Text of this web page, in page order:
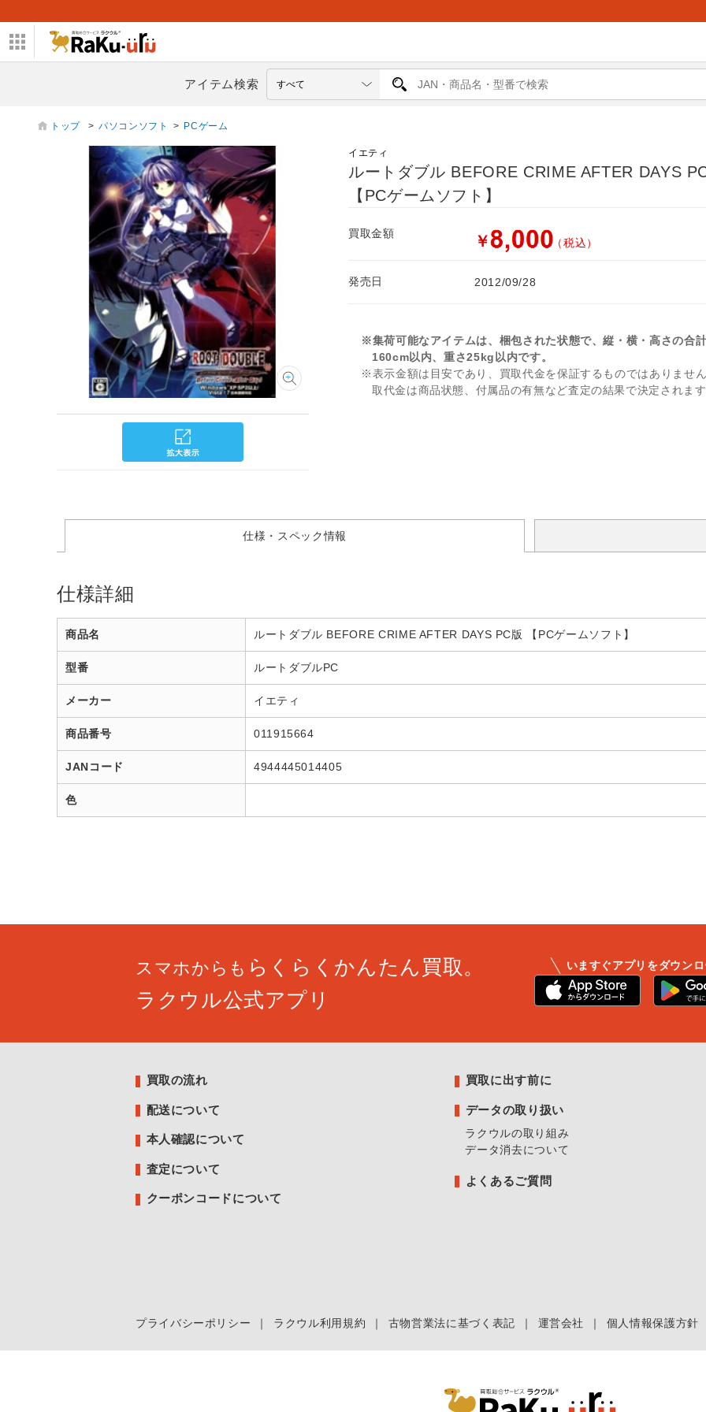
アイテム検索
トップ > パソコンソフト > PCゲーム
イエティ
ルートダブル BEFORE CRIME AFTER DAYS
【PCゲームソフト】
買取金額 ￥ （税込）
発売日 2012/09/28
※集荷可能なアイテムは、梱包された状態で、縦・横・高さの合
160cm以内、重さ25kg以内です。
※表示金額は目安であり、買取代金を保証するものではありませ
取代金は商品状態、付属品の有無など査定の結果で決定されま
仕様・スペック情報
仕様詳細
商品名 ルートダブル BEFORE CRIME AFTER DAYS PC版 【PCゲームソフト】
型番 ルートダブルPC
メーカー イエティ
商品番号 011915664
JANコード 4944445014405
色
スマホからも らくらくかんたん買取。
ラクウル公式アプリ
いますぐアプリをダウン
買取の流れ
配送について
本人確認について
査定について
クーポンコードについて
買取に出す前に
データの取り扱い
ラクウルの取り組み
データ消去について
よくあるご質問
プライバシーポリシー ｜ ラクウル利用規約 ｜ 古物営業法に基づく表記 ｜ 運営会社 ｜ 個人情報保護方針